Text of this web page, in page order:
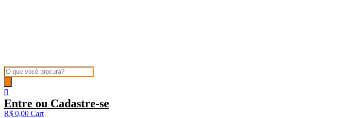
Products
search
Entre ou Cadastre-se
R$ 0,00 Cart